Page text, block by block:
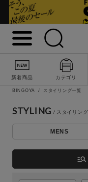
新着商品 カテゴリ
BINGOYA スタイリング一覧
STYLING
MENS
manage_search